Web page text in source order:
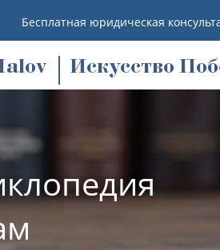
Бесплатная юридическая
alov Искусство